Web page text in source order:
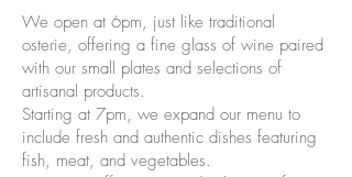
We open at 6pm, just like traditional
osterie, offering a fine glass of wine paired
with our small plates and selections of
artisanal products.
Starting at 7pm, we expand our menu to
include fresh and authentic dishes featuring
fish, meat, and vegetables.